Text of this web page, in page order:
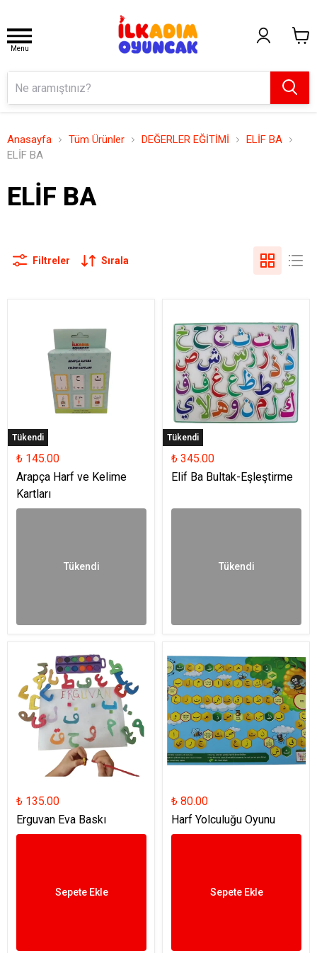
Menu
Anasayfa Tüm Ürünler DEĞERLER EĞİTİMİ
ELİF BA
ELİF BA
ELİF BA
Filtreler Sırala
Tükendi
₺ 145.00
Arapça Harf ve Kelime
Kartları
Tükendi
Tükendi
₺ 345.00
Elif Ba Bultak-Eşleştirme
Tükendi
₺ 135.00
Erguvan Eva Baskı
Sepete Ekle
₺ 80.00
Harf Yolculuğu Oyunu
Sepete Ekle